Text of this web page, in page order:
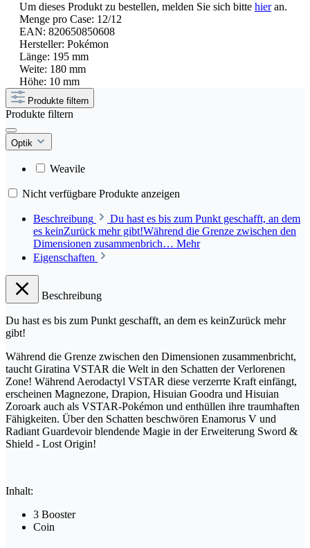
Um dieses Produkt zu bestellen, melden Sie sich bitte hieran.
Menge pro Case: 12/12
EAN: 820650850608
Hersteller: Pokémon
Länge: 195 mm
Weite: 180 mm
Höhe: 10 mm
Produkte filtern
Produkte filtern
Optik
Weavile
Nicht verfügbare Produkte anzeigen
Beschreibung
Du hast es bis zum Punkt geschafft, an dem
es keinZurück mehr gibt!Während die Grenze zwischen den
Dimensionen zusammenbrich… Mehr
Eigenschaften
Beschreibung
Du hast es bis zum Punkt geschafft, an dem es keinZurück mehr
gibt!
Während die Grenze zwischen den Dimensionen zusammenbricht,
taucht Giratina VSTAR die Welt in den Schatten der Verlorenen
Zone! Während Aerodactyl VSTAR diese verzerrte Kraft einfängt,
erscheinen Magnezone, Drapion, Hisuian Goodra und Hisuian
Zoroark auch als VSTAR-Pokémon und enthüllen ihre traumhaften
Fähigkeiten. Über den Schatten beschwören Enamorus V und
Radiant Guardevoir blendende Magie in der Erweiterung Sword &
Shield - Lost Origin!
Inhalt:
3 Booster
Coin